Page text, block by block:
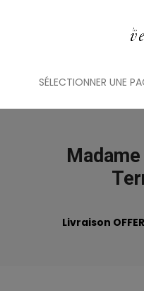
SÉLECTIONNER UNE
Livraison